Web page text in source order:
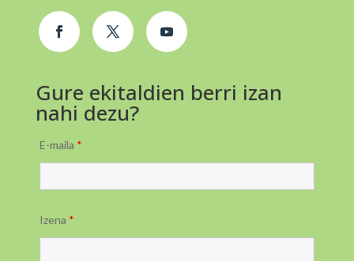
Gure ekitaldien berri izan
nahi dezu?
E-maila *
Izena *